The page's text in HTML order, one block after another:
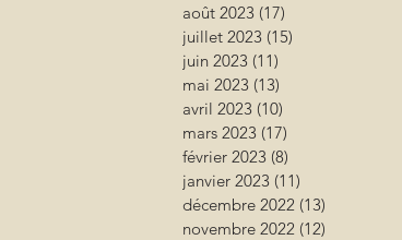
août 2023 (17)
juillet 2023 (15)
juin 2023 (11)
mai 2023 (13)
avril 2023 (10)
mars 2023 (17)
février 2023 (8)
janvier 2023 (11)
décembre 2022 (13)
novembre 2022 (12)